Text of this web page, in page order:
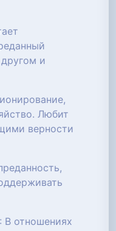
и
Любит
верности
: В отношениях